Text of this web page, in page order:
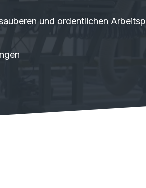
und ordentlichen